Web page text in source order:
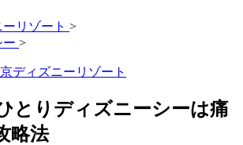
リゾート >
ー >
ディズニーリゾート
とりディズニーシーは痛
略法